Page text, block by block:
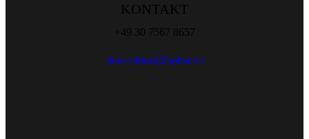
KONTAKT
+49 30 7567 8657
duesseldorf@bpbar.de